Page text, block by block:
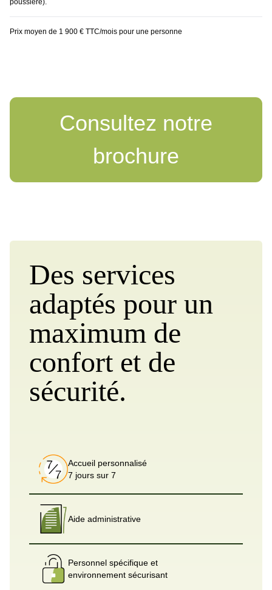
poussière).
Prix moyen de 1 900 € TTC/mois pour une personne
Consultez notre
brochure
Des services
adaptés pour un
maximum de
confort et de
sécurité.
Accueil personnalisé
7 jours sur 7
Aide administrative
Personnel spécifique et
environnement sécurisant